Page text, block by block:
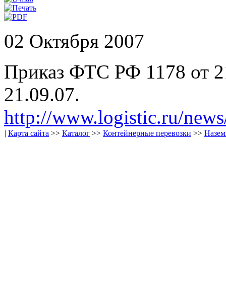
02 Октября 2007
Приказ ФТС РФ 1178 от
21.09.07.
http://www.logistic.ru/
| Карта сайта >> Каталог >> Контейнерные перевозки >>